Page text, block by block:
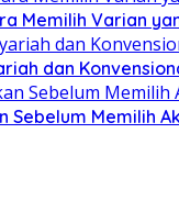
Memilih Varian
dan
Memilih